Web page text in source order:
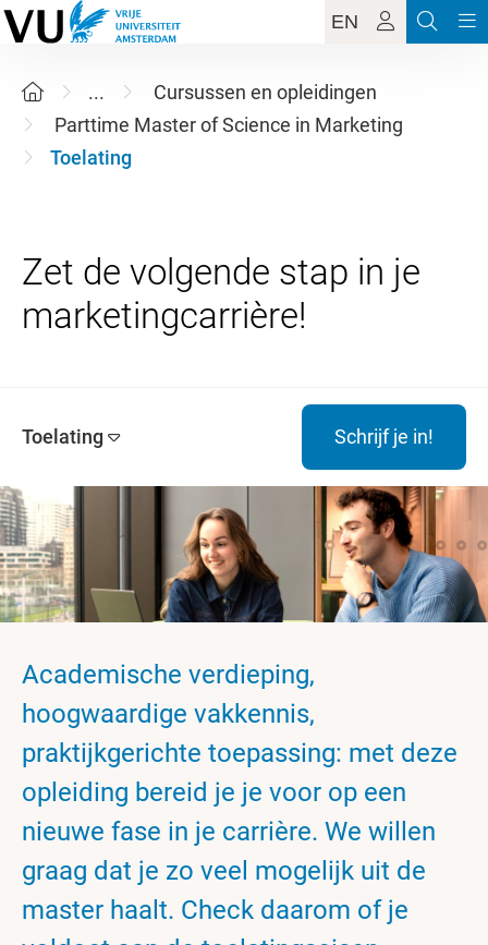
EN
...
Cursussen en opleidingen
Parttime Master of Science in Marketing
Toelating
Zet de volgende stap in je
Toelating Schrijf je in!
Academische verdieping,
hoogwaardige vakkennis,
praktijkgerichte toepassing: met deze
opleiding bereid je je voor op een
nieuwe fase in je carrière. We willen
graag dat je zo veel mogelijk uit de
master haalt. Check daarom of je